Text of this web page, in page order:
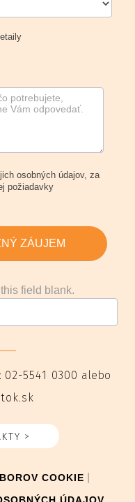
osobných údajov, za
požiadavky
ZÁUJEM
field blank.
02-5541 0300 alebo
>
COOKIE